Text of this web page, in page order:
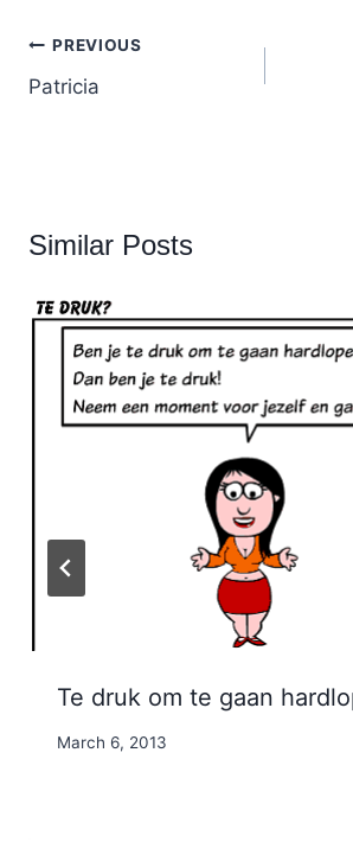
Post
navigation
PREVIOUS
Patricia
Similar Posts
Te druk om te gaan
By
March 6, 2013